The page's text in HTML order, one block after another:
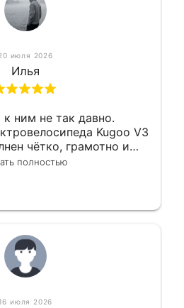
июля 2026
Илья
ним не так давно.
Kugoo V3
чётко, грамотно и
Всё сделано
полностью
июля 2026